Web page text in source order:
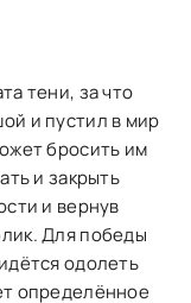
тени, за что
и пустил в мир
бросить им
и закрыть
и вернув
Для победы
одолеть
определённое